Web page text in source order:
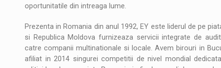
oportunitatile din intreaga lume.
Prezenta in Romania din anul 1992, EY este liderul de pe
si Republica Moldova furnizeaza servicii integrate de
catre companii multinationale si locale. Avem birouri in
afiliat in 2014 singurei competitii de nivel mondial